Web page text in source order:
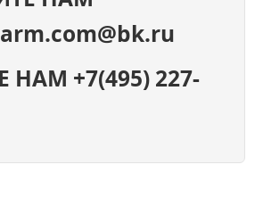
НАМ +7(495) 227-